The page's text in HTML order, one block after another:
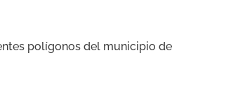
polígonos del municipio de